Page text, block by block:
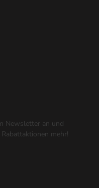
Newsletter an und
mehr!